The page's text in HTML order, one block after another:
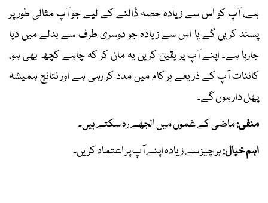
ہے، آپ کو اس سے زیادہ حصہ ڈالنے کے لیے جو آپ مثالی طور پر
پسند کریں گے یا اس سے زیادہ جو دوسری طرف سے بدلے میں دیا
جارہا ہے۔ اپنے آپ پر یقین کریں یہ مان کر کہ چاہے کچھ بھی ہو،
کائنات آپ کے ذریعے ہر کام میں مدد کر رہی ہے اور نتائج ہمیشہ
پھل دار ہوں گے۔
منفی:ماضی کے غموں میں الجھے رہ سکتے ہیں۔
اہم خیال:ہر چیز سے زیادہ اپنے آپ پر اعتماد کریں۔